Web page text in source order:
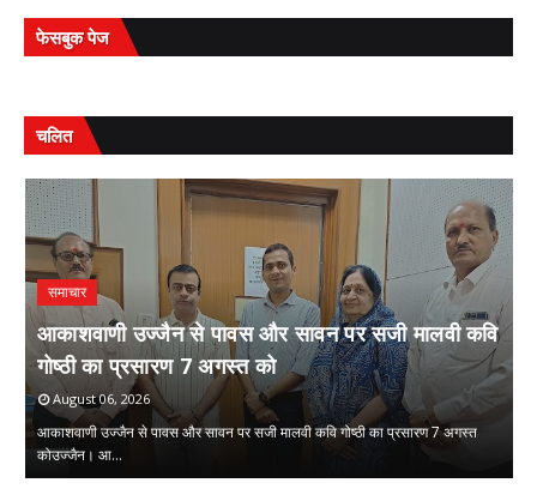
फेसबुक पेज
चलित
समाचार
आकाशवाणी उज्जैन से पावस और सावन पर सजी मालवी कवि
गोष्ठी का प्रसारण 7 अगस्त को
August 06, 2026
आकाशवाणी उज्जैन से पावस और सावन पर सजी मालवी कवि गोष्ठी का प्रसारण 7 अगस्त
कोउज्जैन। आ…